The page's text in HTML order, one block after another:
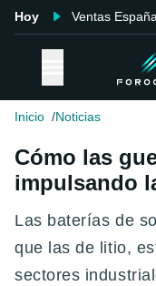
Hoy Ventas España
Inicio Noticias
Cómo las
impulsando
Las baterías de
que las de litio,
sectores